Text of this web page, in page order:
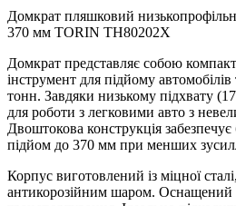
Домкрат пляшковий
370 мм TORIN TH80202X
Домкрат представляє собою
інструмент для підйому
тонн. Завдяки низькому підхвату
для роботи з легковими авто з
Двоштокова конструкція
підйом до 370 мм при менших
Корпус виготовлений із міцної
антикорозійним шаром.